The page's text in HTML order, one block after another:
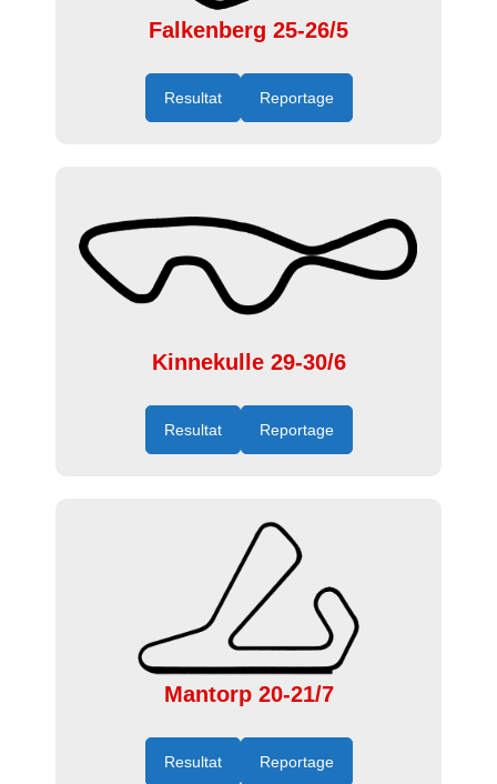
Falkenberg 25-26/5
Resultat Reportage
Kinnekulle 29-30/6
Resultat Reportage
Mantorp 20-21/7
Resultat Reportage